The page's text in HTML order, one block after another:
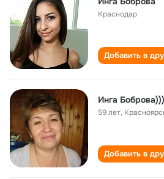
Краснодар
Добавить в
Инга
59 лет,
Добавить в